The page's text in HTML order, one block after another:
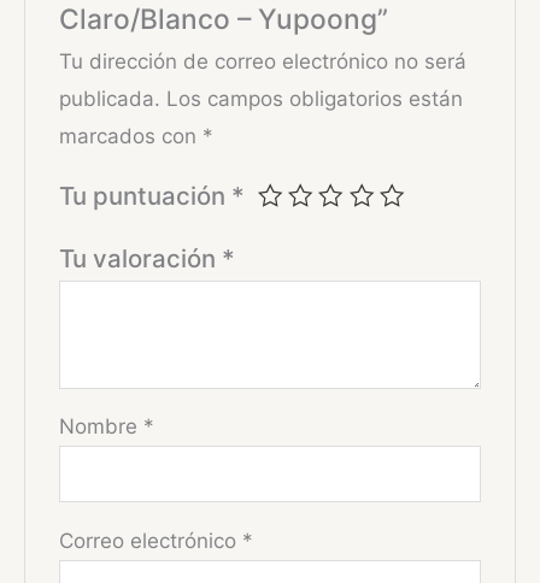
Claro/Blanco – Yupoong”
Tu dirección de correo electrónico no será
publicada. Los campos obligatorios están
marcados con *
Tu puntuación *
Tu valoración *
Nombre *
Correo electrónico *